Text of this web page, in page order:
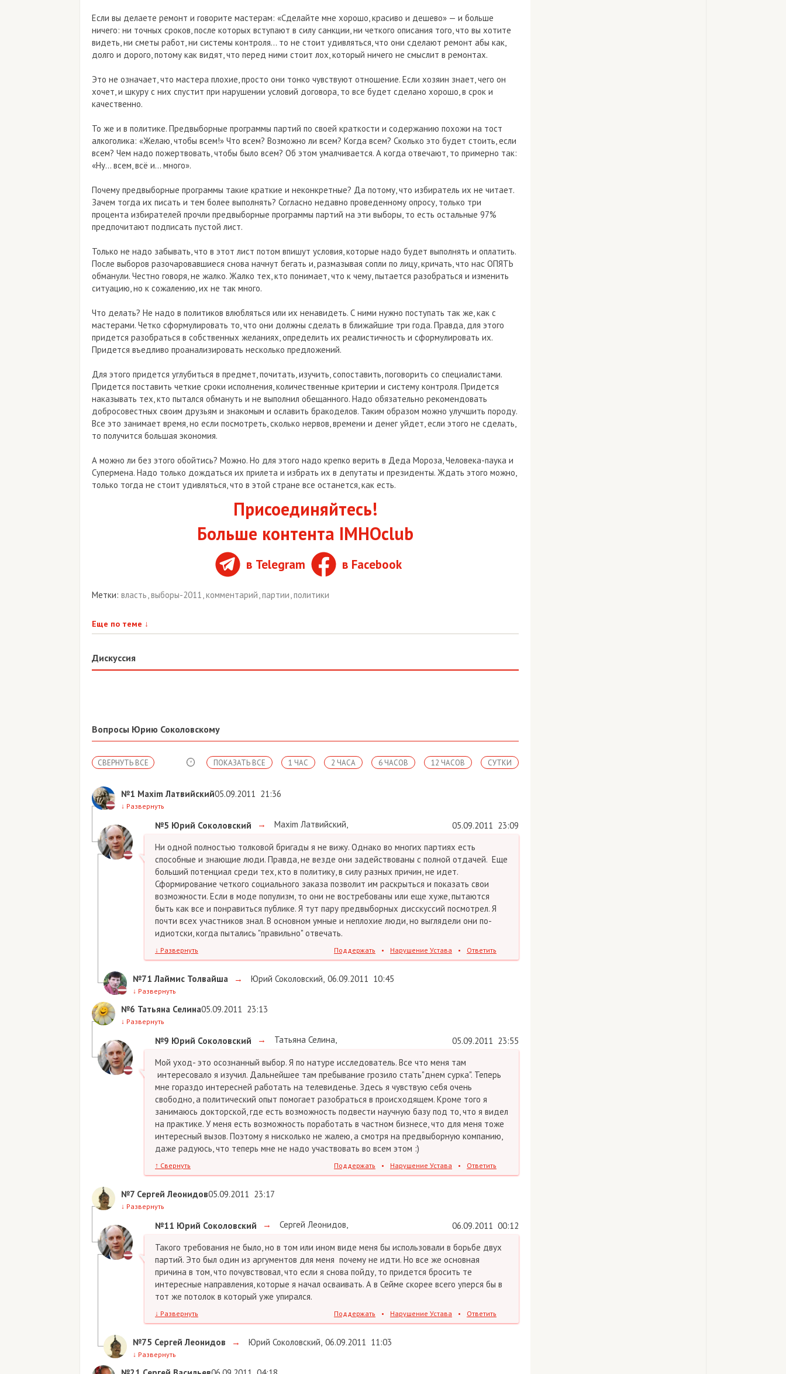
Если вы делаете ремонт и говорите мастерам: «Сделайте мне хорошо, красиво и дешево» — и больше
ничего: ни точных сроков, после которых вступают в силу санкции, ни четкого описания того, что вы хотите
видеть, ни сметы работ, ни системы контроля… то не стоит удивляться, что они сделают ремонт абы как,
долго и дорого, потому как видят, что перед ними стоит лох, который ничего не смыслит в ремонтах.
Это не означает, что мастера плохие, просто они тонко чувствуют отношение. Если хозяин знает, чего он
хочет, и шкуру с них спустит при нарушении условий договора, то все будет сделано хорошо, в срок и
качественно.
То же и в политике. Предвыборные программы партий по своей краткости и содержанию похожи на тост
алкоголика: «Желаю, чтобы всем!» Что всем? Возможно ли всем? Когда всем? Сколько это будет стоить, если
всем? Чем надо пожертвовать, чтобы было всем? Об этом умалчивается. А когда отвечают, то примерно так:
«Ну… всем, всё и… много».
Почему предвыборные программы такие краткие и неконкретные? Да потому, что избиратель их не читает.
Зачем тогда их писать и тем более выполнять? Согласно недавно проведенному опросу, только три
процента избирателей прочли предвыборные программы партий на эти выборы, то есть остальные 97%
предпочитают подписать пустой лист.
Только не надо забывать, что в этот лист потом впишут условия, которые надо будет выполнять и оплатить.
После выборов разочаровавшиеся снова начнут бегать и, размазывая сопли по лицу, кричать, что нас ОПЯТЬ
обманули. Честно говоря, не жалко. Жалко тех, кто понимает, что к чему, пытается разобраться и изменить
ситуацию, но к сожалению, их не так много.
Что делать? Не надо в политиков влюбляться или их ненавидеть. С ними нужно поступать так же, как с
мастерами. Четко сформулировать то, что они должны сделать в ближайшие три года. Правда, для этого
придется разобраться в собственных желаниях, определить их реалистичность и сформулировать их.
Придется въедливо проанализировать несколько предложений.
Для этого придется углубиться в предмет, почитать, изучить, сопоставить, поговорить со специалистами.
Придется поставить четкие сроки исполнения, количественные критерии и систему контроля. Придется
наказывать тех, кто пытался обмануть и не выполнил обещанного. Надо обязательно рекомендовать
добросовестных своим друзьям и знакомым и ославить бракоделов. Таким образом можно улучшить породу.
Все это занимает время, но если посмотреть, сколько нервов, времени и денег уйдет, если этого не сделать,
то получится большая экономия.
А можно ли без этого обойтись? Можно. Но для этого надо крепко верить в Деда Мороза, Человека-паука и
Супермена. Надо только дождаться их прилета и избрать их в депутаты и президенты. Ждать этого можно,
только тогда не стоит удивляться, что в этой стране все останется, как есть.
Присоединяйтесь!
Больше контента IMHOclub
в Telegram в Facebook
Метки: власть,выборы-2011,комментарий,партии,политики
Еще по теме ↓
Дискуссия
Вопросы Юрию Соколовскому
СВЕРНУТЬ ВСЕ СУТКИ
12 ЧАСОВ
6 ЧАСОВ
2 ЧАСА
1 ЧАС
ПОКАЗАТЬ ВСЕ
№1 Maxim Латвийский05.09.2011 21:36
↓ Развернуть
№5 Юрий Соколовский → Maxim Латвийский, 05.09.2011 23:09
Ни одной полностью толковой бригады я не вижу. Однако во многих партиях есть
способные и знающие люди. Правда, не везде они задействованы с полной отдачей. Еще
больший потенциал среди тех, кто в политику, в силу разных причин, не идет.
Сформирование четкого социального заказа позволит им раскрыться и показать свои
возможности. Если в моде популизм, то они не востребованы или еще хуже, пытаются
быть как все и понравиться публике. Я тут пару предвыборных дисскуссий посмотрел. Я
почти всех участников знал. В основном умные и неплохие люди, но выглядели они по-
идиотски, когда пытались "правильно" отвечать.
↓ Развернуть Поддержать • Нарушение Устава • Ответить
№71 Лаймис Толвайша → Юрий Соколовский, 06.09.2011 10:45
↓ Развернуть
№6 Татьяна Селина05.09.2011 23:13
↓ Развернуть
№9 Юрий Соколовский → Татьяна Селина, 05.09.2011 23:55
Мой уход- это осознанный выбор. Я по натуре исследователь. Все что меня там
интересовало я изучил. Дальнейшее там пребывание грозило стать"днем сурка". Теперь
мне гораздо интересней работать на телевиденье. Здесь я чувствую себя очень
свободно, а политический опыт помогает разобраться в происходящем. Кроме того я
занимаюсь докторской, где есть возможность подвести научную базу под то, что я видел
на практике. У меня есть возможность поработать в частном бизнесе, что для меня тоже
интересный вызов. Поэтому я нисколько не жалею, а смотря на предвыборную компанию,
даже радуюсь, что теперь мне не надо участвовать во всем этом :)
↑ Свернуть Поддержать • Нарушение Устава • Ответить
№7 Сергей Леонидов05.09.2011 23:17
↓ Развернуть
№11 Юрий Соколовский → Сергей Леонидов, 06.09.2011 00:12
Такого требования не было, но в том или ином виде меня бы использовали в борьбе двух
партий. Это был один из аргументов для меня почему не идти. Но все же основная
причина в том, что почувствовал, что если я снова пойду, то придется бросить те
интересные направления, которые я начал осваивать. А в Сейме скорее всего уперся бы в
тот же потолок в который уже упирался.
↓ Развернуть Поддержать • Нарушение Устава • Ответить
№75 Сергей Леонидов → Юрий Соколовский, 06.09.2011 11:03
↓ Развернуть